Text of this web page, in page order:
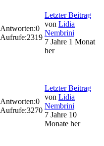
Antworten:0
Aufrufe:2319
Letzter Beitrag
von Lidia
Nembrini
7 Jahre 1 Monat
her
Antworten:0
Aufrufe:3270
Letzter Beitrag
von Lidia
Nembrini
7 Jahre 10
Monate her